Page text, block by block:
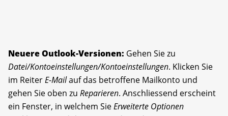
Neuere Outlook-Versionen: Gehen Sie zu
Datei/Kontoeinstellungen/Kontoeinstellungen. Klicken Sie
im ReiterE-Mailauf das betroffene Mailkonto und
gehen Sie oben zu Reparieren. Anschliessend erscheint
ein Fenster, in welchem SieErweiterte Optionen